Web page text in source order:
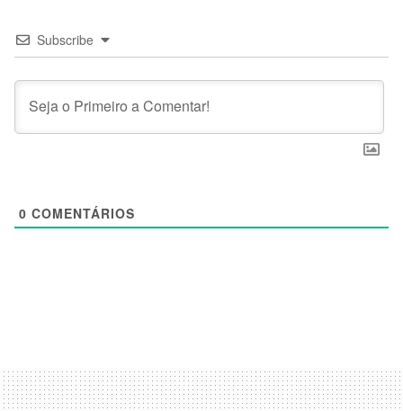
Subscribe
0 COMENTÁRIOS